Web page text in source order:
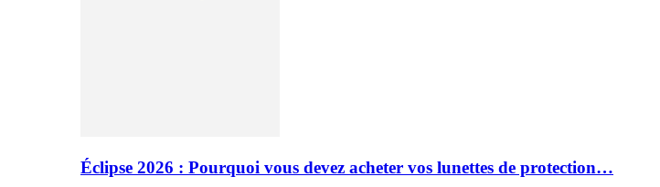
Éclipse 2026 : Pourquoi vous devez acheter vos lunettes de protection…